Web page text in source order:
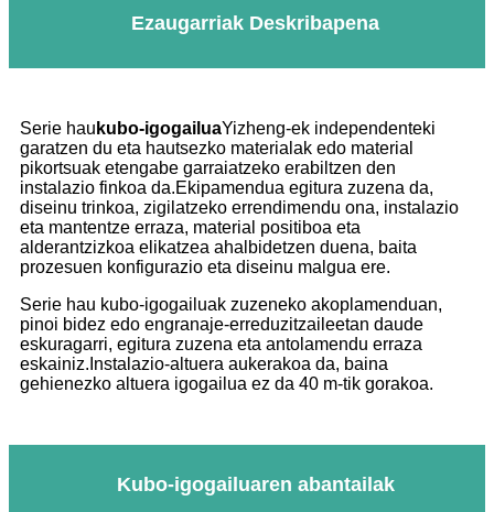
Ezaugarriak Deskribapena
Serie hau kubo-igogailuaYizheng-ek independenteki
garatzen du eta hautsezko materialak edo material
pikortsuak etengabe garraiatzeko erabiltzen den
instalazio finkoa da.Ekipamendua egitura zuzena da,
diseinu trinkoa, zigilatzeko errendimendu ona, instalazio
eta mantentze erraza, material positiboa eta
alderantzizkoa elikatzea ahalbidetzen duena, baita
prozesuen konfigurazio eta diseinu malgua ere.
Serie hau kubo-igogailuak zuzeneko akoplamenduan,
pinoi bidez edo engranaje-erreduzitzaileetan daude
eskuragarri, egitura zuzena eta antolamendu erraza
eskainiz.Instalazio-altuera aukerakoa da, baina
gehienezko altuera igogailua ez da 40 m-tik gorakoa.
Kubo-igogailuaren abantailak